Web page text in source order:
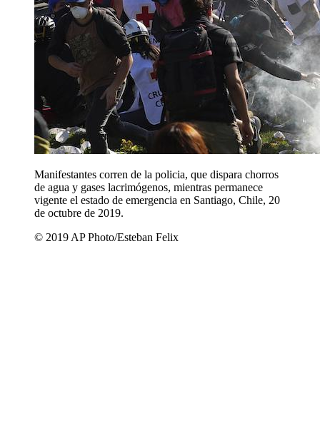
Manifestantes corren de la policia, que dispara chorros
de agua y gases lacrimógenos, mientras permanece
vigente el estado de emergencia en Santiago, Chile, 20
de octubre de 2019.
© 2019 AP Photo/Esteban Felix